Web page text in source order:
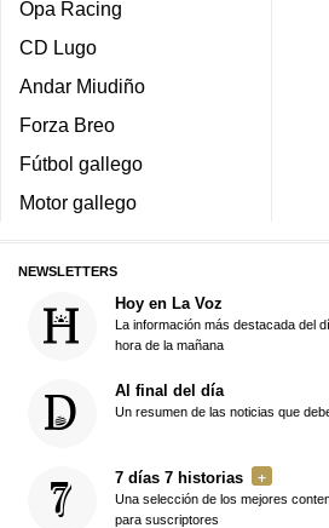
Opa Racing
CD Lugo
Andar Miudiño
Forza Breo
Fútbol gallego
Motor gallego
NEWSLETTERS
Hoy en La Voz
La información más destacada del
hora de la mañana
Al final del día
Un resumen de las noticias que
7 días 7 historias
Una selección de los mejores
para suscriptores